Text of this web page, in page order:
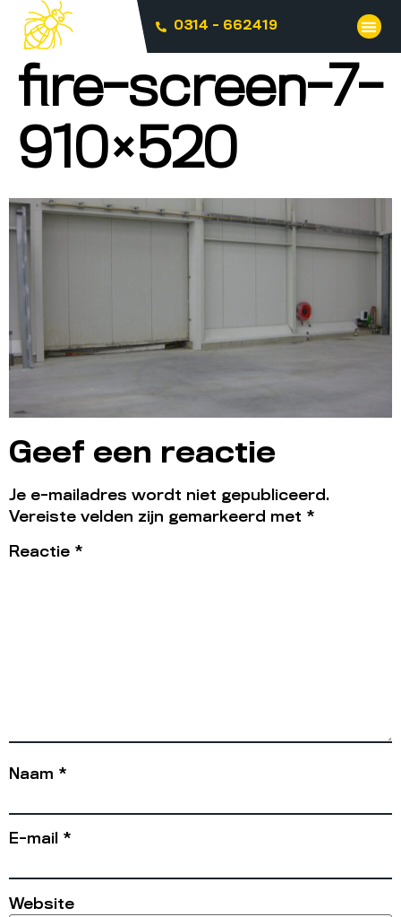
0314 - 662419
fire-screen-7-
910×520
Geef een reactie
Je e-mailadres wordt niet gepubliceerd.
Vereiste velden zijn gemarkeerd met *
Reactie *
Naam *
E-mail *
Website